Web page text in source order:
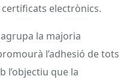
electrònics.
la majoria
l’adhesió de tots
l’objectiu que la